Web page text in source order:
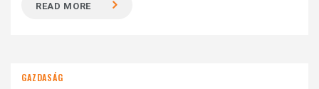
READ MORE
GAZDASÁG